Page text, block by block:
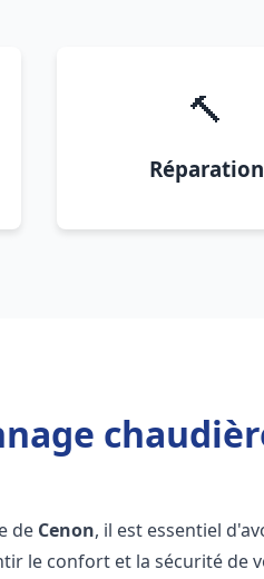
🔨
Réparation
de Cenon, il est essentiel
le confort et la sécurité de